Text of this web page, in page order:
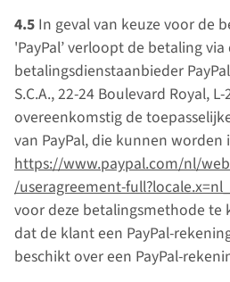
4.5 In geval van keuze voor de
'PayPal’ verloopt de betaling via
betalingsdienstaanbieder
S.C.A., 22-24 Boulevard Royal,
overeenkomstig de
van PayPal, die kunnen worden
https://www.paypal.com/nl/
/useragreement-full
voor deze betalingsmethode te
dat de klant een PayPal-
beschikt over een PayPal-